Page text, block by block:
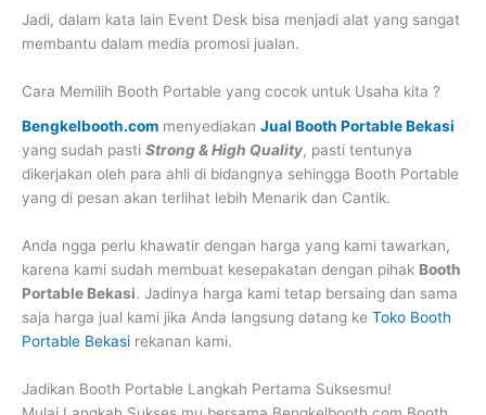
Jadi, dalam kata lain Event Desk bisa menjadi alat yang sangat
membantu dalam media promosi jualan.
Cara Memilih Booth Portable yang cocok untuk Usaha kita ?
Bengkelbooth.com menyediakan Jual Booth Portable Bekasi
yang sudah pasti Strong & High Quality, pasti tentunya
dikerjakan oleh para ahli di bidangnya sehingga Booth Portable
yang di pesan akan terlihat lebih Menarik dan Cantik.
Anda ngga perlu khawatir dengan harga yang kami tawarkan,
karena kami sudah membuat kesepakatan dengan pihak Booth
Portable Bekasi. Jadinya harga kami tetap bersaing dan sama
saja harga jual kami jika Anda langsung datang ke Toko Booth
Portable Bekasi rekanan kami.
Jadikan Booth Portable Langkah Pertama Suksesmu!